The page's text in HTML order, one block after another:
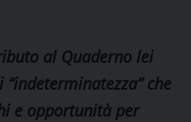
al Quaderno lei
che
e opportunità per